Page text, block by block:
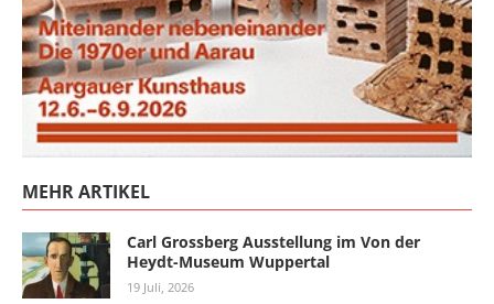
MEHR ARTIKEL
Carl Grossberg Ausstellung im Von der
Heydt-Museum Wuppertal
19 Juli, 2026